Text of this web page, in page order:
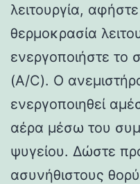
λειτουργία,
θερμοκρασία
ενεργοποιήστε το
(A/C). Ο
ενεργοποιηθεί
αέρα μέσω του
ψυγείου. Δώστε
ασυνήθιστους